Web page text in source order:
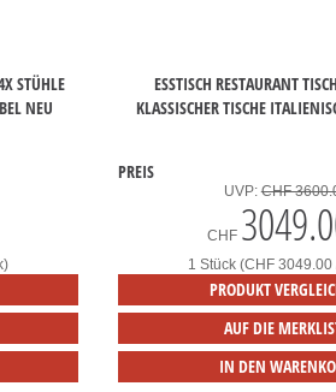
STÜHLE
NEU
ESSTISCH RESTAURANT
KLASSISCHER TISCHE
PREIS
UVP:CHF
CHF
1 Stück (CHF 3049.00
PRODUKT
AUF DIE
IN DEN